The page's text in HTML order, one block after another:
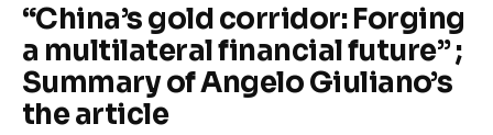
Shop
“China’s gold corridor: Forging
a multilateral financial future” ;
Summary of Angelo Giuliano’s
the article